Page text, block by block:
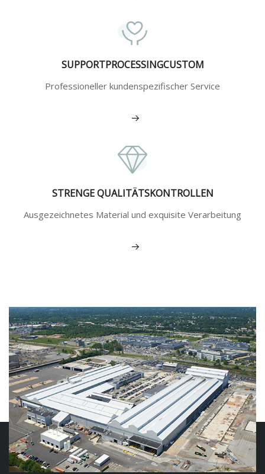
SUPPORTPROCESSINGCUSTOM
Professioneller kundenspezifischer Service
Mehr sehen
STRENGE QUALITÄTSKONTROLLEN
Ausgezeichnetes Material und exquisite Verarbeitung
Mehr sehen